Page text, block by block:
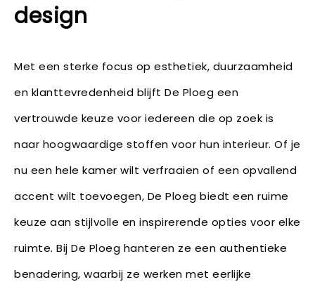
design
Met een sterke focus op esthetiek, duurzaamheid
en klanttevredenheid blijft De Ploeg een
vertrouwde keuze voor iedereen die op zoek is
naar hoogwaardige stoffen voor hun interieur. Of je
nu een hele kamer wilt verfraaien of een opvallend
accent wilt toevoegen, De Ploeg biedt een ruime
keuze aan stijlvolle en inspirerende opties voor elke
ruimte. Bij De Ploeg hanteren ze een authentieke
benadering, waarbij ze werken met eerlijke